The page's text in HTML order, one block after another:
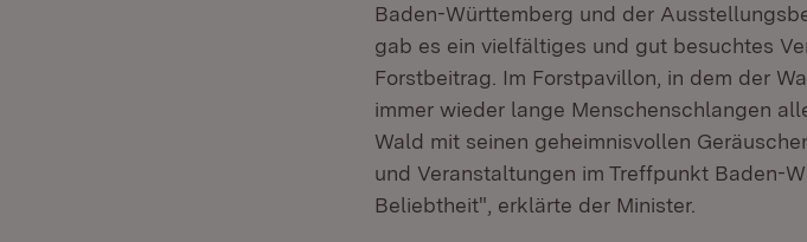
Baden-Württemberg und der
gab es ein vielfältiges und gut besuchtes
Forstbeitrag. Im Forstpavillon, in dem der
immer wieder lange Menschenschlangen
Wald mit seinen geheimnisvollen
und Veranstaltungen im Treffpunkt Baden-
Beliebtheit", erklärte der Minister.